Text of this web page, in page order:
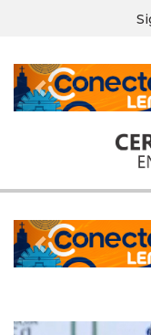
Previous
Previous